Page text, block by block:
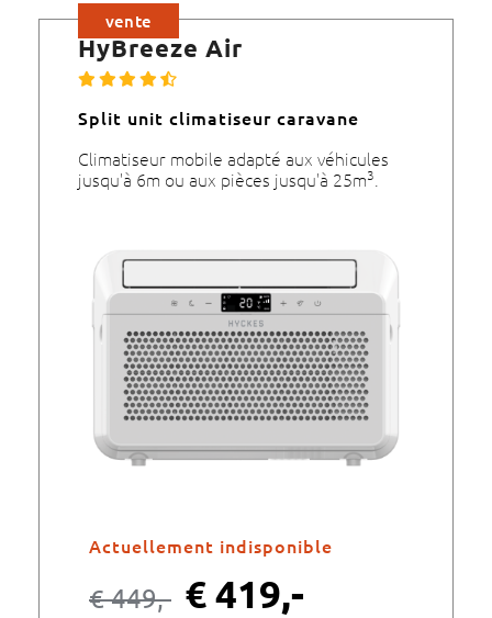
vente
HyBreeze Air
Split unit climatiseur caravane
Climatiseur mobile adapté aux véhicules
jusqu'à 6m ou aux pièces jusqu'à 25m3
Actuellement indisponible
€449,- €419,-